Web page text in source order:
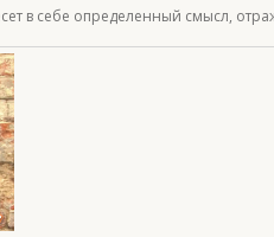
в себе определенный смысл,